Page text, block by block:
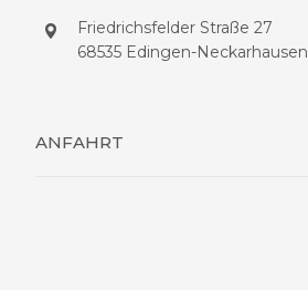
Friedrichsfelder Straße 27
68535 Edingen-Neckarhausen
ANFAHRT